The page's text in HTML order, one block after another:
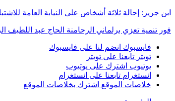
ابن جرير: إحالة ثلاثة أشخاص على النيابة العامة
فور تنمية تعزي برلماني الرحامنة الحاج عبد اللطيف
فايسبوك انضم لنا على فايسبوك
تويتر تابعنا على تويتر
يوتيوب اشترك على يوتيوب
انستغرام تابعنا على انستغرام
خلاصات الموقع اشترك بخلاصات الموقع